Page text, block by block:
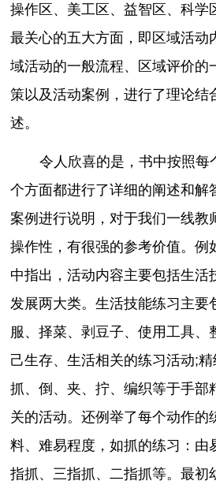
操作区、美工区、益智区、科学
最关心的五大方面，即区域活动
域活动的一般流程、区域评价的
策以及活动案例，进行了理论结
述。
令人欣喜的是，书中按照每
个方面都进行了详细的阐述和解
案例进行说明，对于我们一线教
操作性，有很强的参考价值。例
中指出，活动内容主要包括生活
发展两大类。生活技能练习主要
服、择菜、剥豆子、使用工具、
己生存、生活相关的练习活动;
抓、倒、夹、拧、编织等于手部
关的活动。还例举了每个动作的
料、难易程度，如抓的练习：由
指抓、三指抓、二指抓等。最初